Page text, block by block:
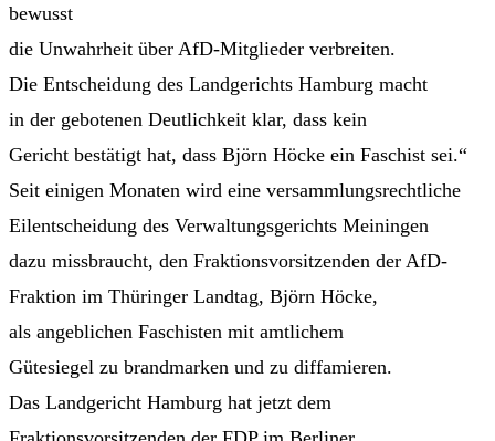
bewusst
die Unwahrheit über AfD-Mitglieder verbreiten.
Die Entscheidung des Landgerichts Hamburg macht
in der gebotenen Deutlichkeit klar, dass kein
Gericht bestätigt hat, dass Björn Höcke ein Faschist sei.“
Seit einigen Monaten wird eine versammlungsrechtliche
Eilentscheidung des Verwaltungsgerichts Meiningen
dazu missbraucht, den Fraktionsvorsitzenden der AfD-
Fraktion im Thüringer Landtag, Björn Höcke,
als angeblichen Faschisten mit amtlichem
Gütesiegel zu brandmarken und zu diffamieren.
Das Landgericht Hamburg hat jetzt dem